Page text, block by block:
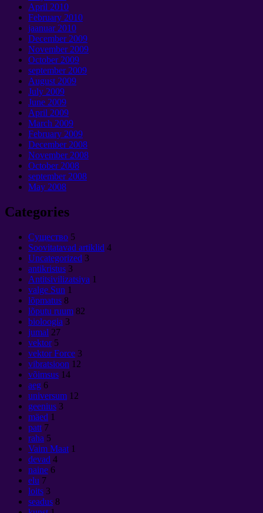
April 2010
February 2010
jaanuar 2010
December2009
November2009
October2009
september 2009
August 2009
July 2009
June 2009
April 2009
March 2009
February 2009
December2008
November2008
October2008
september 2008
May 2008
Categories
Cущество 5
Soovitatavad artiklid 4
Uncategorized 3
antikristus 3
Antitsivilizatsiya 1
valge Sun 1
lõpmatus 8
lõputu ruum 82
bioloogia 3
jumal 27
vektor 5
vektor Force 3
vibratsioon 12
võimsus 14
aeg 6
universum 12
geenius 3
mäed 1
patt 7
raha 5
Vaim Maat 1
devad 4
naine 6
elu 7
loits 3
seadus 8